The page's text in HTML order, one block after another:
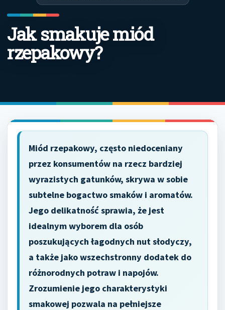
Jak smakuje miód
rzepakowy?
Miód rzepakowy, często niedoceniany
przez konsumentów na rzecz bardziej
wyrazistych gatunków, skrywa w sobie
subtelne bogactwo smaków i aromatów.
Jego delikatność sprawia, że jest
idealnym wyborem dla osób
poszukujących łagodnych nut słodyczy,
a także jako wszechstronny dodatek do
różnorodnych potraw i napojów.
Zrozumienie jego charakterystyki
smakowej pozwala na pełniejsze